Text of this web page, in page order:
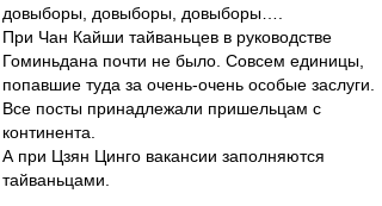
довыборы, довыборы, довыборы….
При Чан Кайши тайваньцев в руководстве
Гоминьдана почти не было. Совсем единицы,
попавшие туда за очень-очень особые заслуги.
Все посты принадлежали пришельцам с
континента.
А при Цзян Цинго вакансии заполняются
тайваньцами.